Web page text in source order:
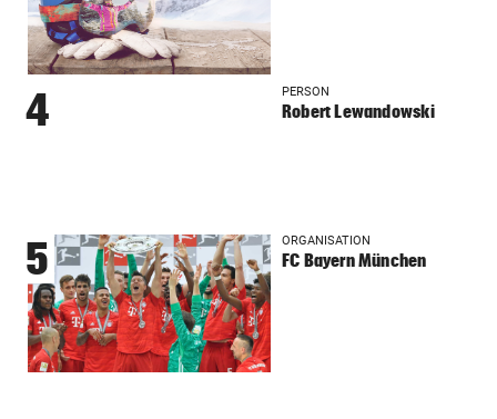
4 PERSON
Robert Lewandowski
5 ORGANISATION
FC Bayern München